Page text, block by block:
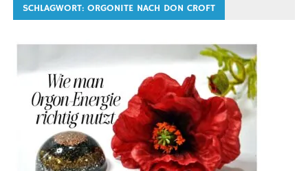
SCHLAGWORT:ORGONITE NACH DON CROFT